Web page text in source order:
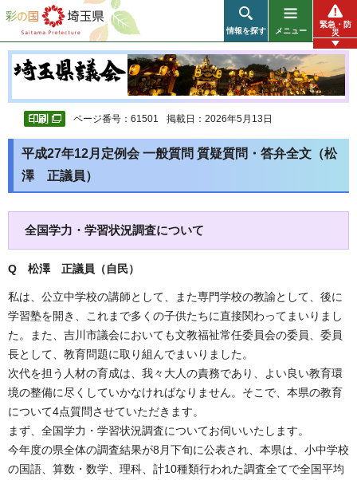
彩の国 埼玉県
情報を探す メニュー
緊急・防
災
ページ番号：61501 掲載日：2026年5月13日
平成27年12月定例会 一般質問 質疑質問・答弁全文（松
澤 正議員）
全国学力・学習状況調査について
Q 松澤 正議員（自民）
私は、公立中学校の講師として、また専門学校の教諭として、後に
学習塾を開き、これまで多くの子供たちに直接関わってまいりまし
た。また、吉川市議会においても文教福祉常任委員会の委員、委員
長として、教育問題に取り組んでまいりました。
次代を担う人材の育成は、我々大人の責務であり、よい良い教育環
境の整備に尽くしていかなければなりません。そこで、本県の教育
について4点質問させていただきます。
まず、全国学力・学習状況調査についてお伺いいたします。
今年度の県全体の調査結果が8月下旬に公表され、本県は、小中学校
の国語、算数・数学、理科、計10種類行われた調査全てで全国平均